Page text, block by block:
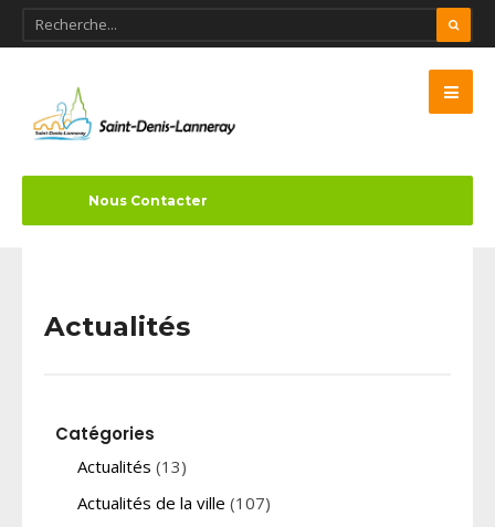
Nous Contacter
Actualités
Catégories
Actualités (13)
Actualités de la ville (107)